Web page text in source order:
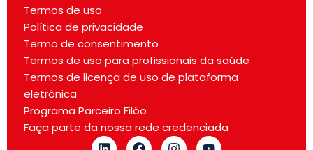
Termos de uso
Política de privacidade
Termo de consentimento
Termos de uso para profissionais da saúde
Termos de licença de uso de plataforma
eletrônica
Programa Parceiro Filóo
Faça parte da nossa rede credenciada